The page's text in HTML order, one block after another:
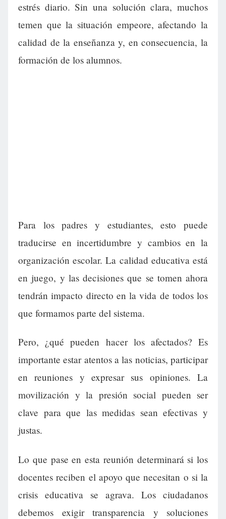
estrés diario. Sin una solución clara, muchos
temen que la situación empeore, afectando la
calidad de la enseñanza y, en consecuencia, la
formación de los alumnos.
Para los padres y estudiantes, esto puede
traducirse en incertidumbre y cambios en la
organización escolar. La calidad educativa está
en juego, y las decisiones que se tomen ahora
tendrán impacto directo en la vida de todos los
que formamos parte del sistema.
Pero, ¿qué pueden hacer los afectados? Es
importante estar atentos a las noticias, participar
en reuniones y expresar sus opiniones. La
movilización y la presión social pueden ser
clave para que las medidas sean efectivas y
justas.
Lo que pase en esta reunión determinará si los
docentes reciben el apoyo que necesitan o si la
crisis educativa se agrava. Los ciudadanos
debemos exigir transparencia y soluciones